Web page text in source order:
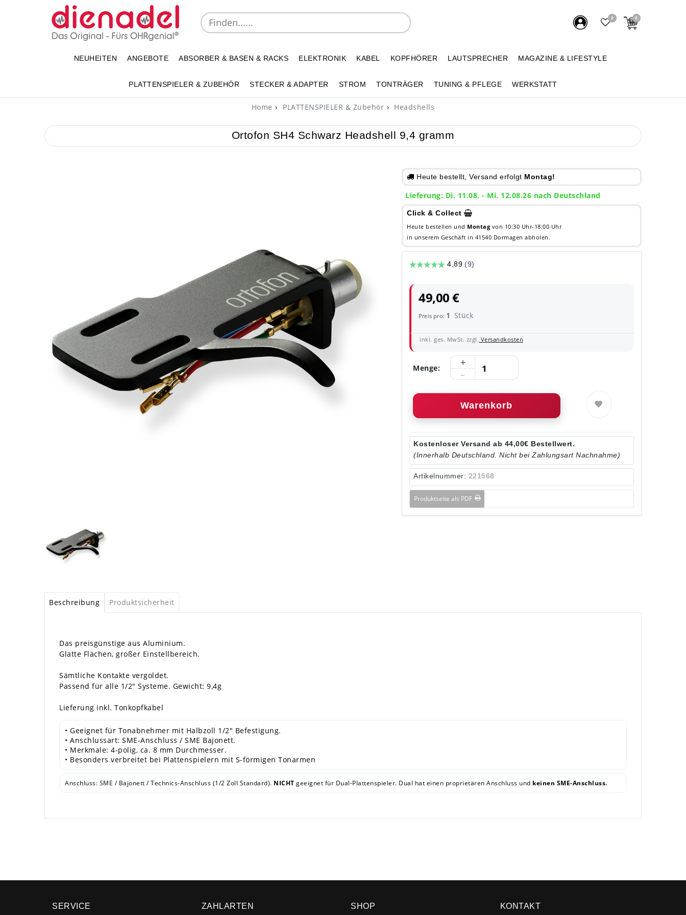
0 0
NEUHEITEN ANGEBOTE ABSORBER & BASEN & RACKS ELEKTRONIK KABEL KOPFHÖRER LAUTSPRECHER MAGAZINE & LIFESTYLE
PLATTENSPIELER & ZUBEHÖR STECKER & ADAPTER STROM TONTRÄGER TUNING & PFLEGE WERKSTATT
Home PLATTENSPIELER & Zubehör Headshells
Ortofon SH4 Schwarz Headshell 9,4 gramm
Heute bestellt, Versand erfolgt Montag!
Lieferung: Di. 11.08. - Mi. 12.08.26 nach Deutschland
Click & Collect
Heute bestellen und Montag von 10:30 Uhr-18:00 Uhr
in unserem Geschäft in 41540 Dormagen abholen.
49,00 €
Preis pro: 1 Stück
inkl. ges. MwSt. zzgl. Versandkosten
Menge:
Warenkorb
Kostenloser Versand ab 44,00€ Bestellwert.
(Innerhalb Deutschland. Nicht bei Zahlungsart Nachnahme)
Artikelnummer: 221568
Produktseite als PDF
Beschreibung Produktsicherheit
Das preisgünstige aus Aluminium.
Glatte Flächen, großer Einstellbereich.
Sämtliche Kontakte vergoldet.
Passend für alle 1/2" Systeme. Gewicht: 9,4g
Lieferung inkl. Tonkopfkabel
• Geeignet für Tonabnehmer mit Halbzoll 1/2" Befestigung.
• Anschlussart: SME-Anschluss / SME Bajonett.
• Merkmale: 4-polig, ca. 8 mm Durchmesser.
• Besonders verbreitet bei Plattenspielern mit S-förmigen Tonarmen
Anschluss: SME / Bajonett / Technics-Anschluss (1/2 Zoll Standard). NICHT geeignet für Dual-Plattenspieler. Dual hat einen proprietären Anschluss und keinen SME-Anschluss.
SERVICE ZAHLARTEN SHOP KONTAKT